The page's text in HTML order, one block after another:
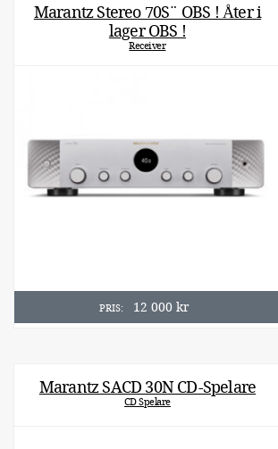
Marantz Stereo 70S¨ OBS ! Åter i
lager OBS !
Receiver
PRIS: 12 000 kr
Marantz SACD 30N CD-Spelare
CD Spelare